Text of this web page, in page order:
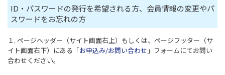
ID・パスワードの発行を希望される方、会員情報の変更やパ
スワードをお忘れの方
１. ページヘッダー（サイト画面右上）もしくは、ページフッター（サ
イト画面右下）にある「お申込み/お問い合わせ 」フォームにてお問い
合わせください。